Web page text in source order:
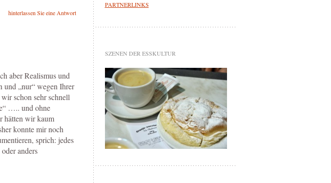
hinterlassen Sie eine Antwort
aber Realismus und
und „nur“ wegen Ihrer
schon sehr schnell
….. und ohne
hätten wir kaum
konnte mir noch
sprich: jedes
anders
PARTNERLINKS
SZENEN DER ESSKULTUR